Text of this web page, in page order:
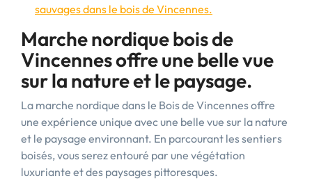
sauvages dans le bois de Vincennes.
Marche nordique bois de
Vincennes offre une belle vue
sur la nature et le paysage.
La marche nordique dans le Bois de Vincennes offre
une expérience unique avec une belle vue sur la nature
et le paysage environnant. En parcourant les sentiers
boisés, vous serez entouré par une végétation
luxuriante et des paysages pittoresques.